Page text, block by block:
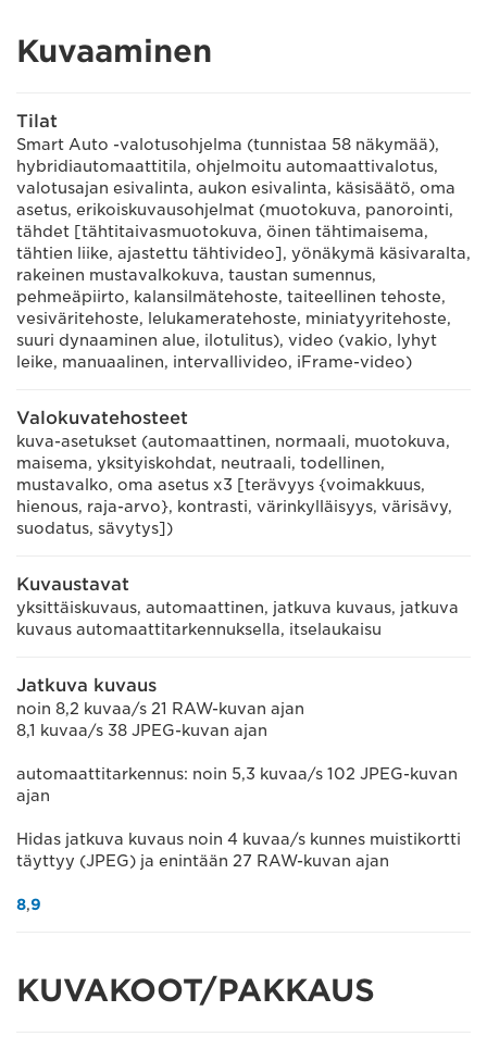
Kuvaaminen
Tilat
Smart Auto -valotusohjelma (tunnistaa 58 näkymää),
hybridiautomaattitila, ohjelmoitu automaattivalotus,
valotusajan esivalinta, aukon esivalinta, käsisäätö, oma
asetus, erikoiskuvausohjelmat (muotokuva, panorointi,
tähdet [tähtitaivasmuotokuva, öinen tähtimaisema,
tähtien liike, ajastettu tähtivideo], yönäkymä käsivaralta,
rakeinen mustavalkokuva, taustan sumennus,
pehmeäpiirto, kalansilmätehoste, taiteellinen tehoste,
vesiväritehoste, lelukameratehoste, miniatyyritehoste,
suuri dynaaminen alue, ilotulitus), video (vakio, lyhyt
leike, manuaalinen, intervallivideo, iFrame-video)
Valokuvatehosteet
kuva-asetukset (automaattinen, normaali, muotokuva,
maisema, yksityiskohdat, neutraali, todellinen,
mustavalko, oma asetus x3 [terävyys {voimakkuus,
hienous, raja-arvo}, kontrasti, värinkylläisyys, värisävy,
suodatus, sävytys])
Kuvaustavat
yksittäiskuvaus, automaattinen, jatkuva kuvaus, jatkuva
kuvaus automaattitarkennuksella, itselaukaisu
Jatkuva kuvaus
noin 8,2 kuvaa/s 21 RAW-kuvan ajan
8,1 kuvaa/s 38 JPEG-kuvan ajan
automaattitarkennus: noin 5,3 kuvaa/s 102 JPEG-kuvan
ajan
Hidas jatkuva kuvaus noin 4 kuvaa/s kunnes muistikortti
täyttyy (JPEG) ja enintään 27 RAW-kuvan ajan
8,9
KUVAKOOT/PAKKAUS